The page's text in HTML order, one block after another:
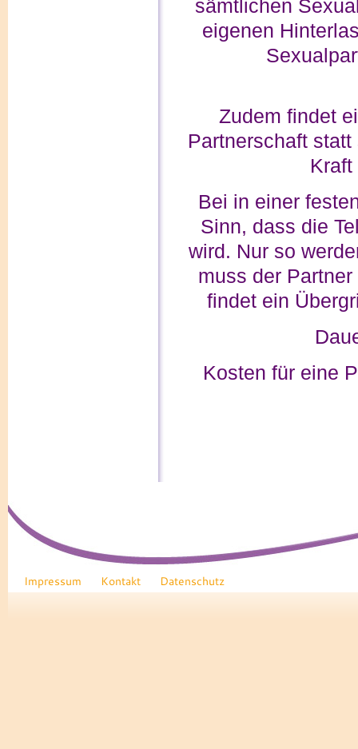
sämtlichen
eigenen
Zudem findet
Partnerschaft
Bei in einer
Sinn, dass die
wird. Nur so
muss der
findet ein
Kosten für eine
Impressum Kontakt Datenschutz